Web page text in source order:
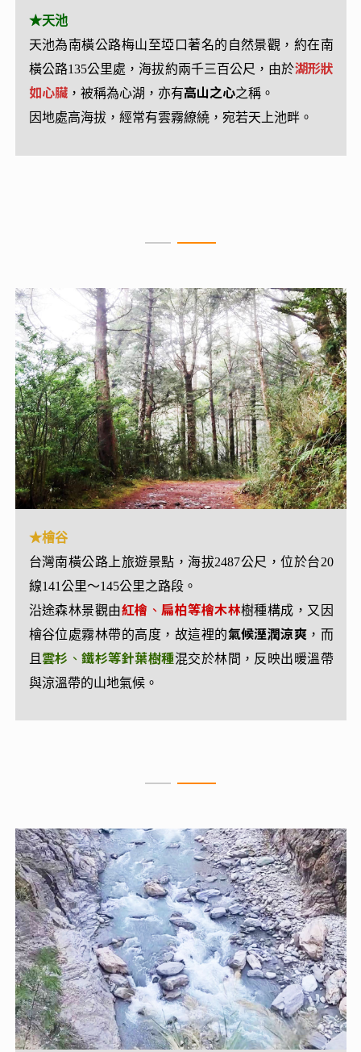
★天池
天池為南橫公路梅山至埡口著名的自然景觀，約在南
橫公路135公里處，海拔約兩千三百公尺，由於湖形狀
如心臟，被稱為心湖，亦有高山之心之稱。
因地處高海拔，經常有雲霧繚繞，宛若天上池畔。
★南部橫貫公路
主線，全長209公里，西起台南縣玉井鄉，經高雄寶
來至台東的海端。沿途高山峭壁，翠綠的原始森林，
景色非常壯麗。
高山、峽谷、雲海、老樹、溫泉、吊橋，春季的花
★檜谷
台灣南橫公路上旅遊景點，海拔2487公尺，位於台20
線141公里～145公里之路段。
沿途森林景觀由紅檜 、 扁柏等檜木林樹種構成，又因
檜谷位處霧林帶的高度，故這裡的氣候溼潤涼爽 ，而
且 雲杉 、鐵杉等針葉樹種混交於林間，反映出暖溫帶
與涼溫帶的山地氣候。
★埡口 大關山隧道
位於南橫公路147公里處，為南部橫貫公路的最高
點，也是高雄市桃源區與台東縣海端鄉的交界
埡口雲海、美景依舊波瀾壯闊，不少人拿起手機拍照
留念，直呼：「真的是人間仙境！」此處視野遼闊，
幸運的話可見到雲霧自山谷湧出，風起雲湧的氣勢讓
人震懾，許多遊客都會選擇在此稍作停留欣賞壯闊的